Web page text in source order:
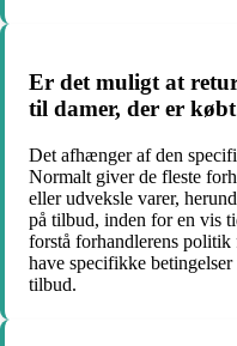
Er det muligt at
til damer, der er
Det afhænger af den
Normalt giver de fleste
eller udveksle varer,
på tilbud, inden for en vis
forstå forhandlerens
have specifikke
tilbud.